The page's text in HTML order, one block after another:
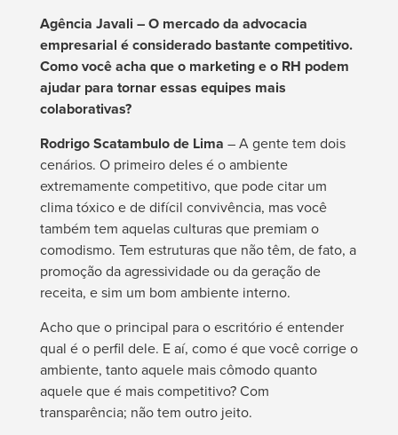
Agência Javali – O mercado da advocacia
empresarial é considerado bastante competitivo.
Como você acha que o marketing e o RH podem
ajudar para tornar essas equipes mais
colaborativas?
Rodrigo Scatambulo de Lima – A gente tem dois
cenários. O primeiro deles é o ambiente
extremamente competitivo, que pode citar um
clima tóxico e de difícil convivência, mas você
também tem aquelas culturas que premiam o
comodismo. Tem estruturas que não têm, de fato, a
promoção da agressividade ou da geração de
receita, e sim um bom ambiente interno.
Acho que o principal para o escritório é entender
qual é o perfil dele. E aí, como é que você corrige o
ambiente, tanto aquele mais cômodo quanto
aquele que é mais competitivo? Com
transparência; não tem outro jeito.